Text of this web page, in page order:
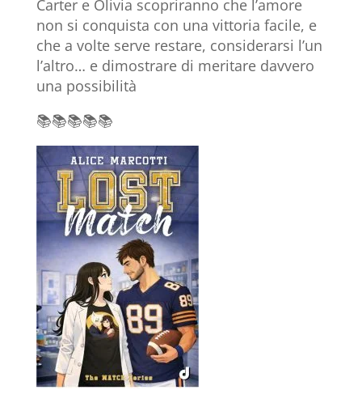
Carter e Olivia scopriranno che l’amore
non si conquista con una vittoria facile, e
che a volte serve restare, considerarsi l’un
l’altro… e dimostrare di meritare davvero
una possibilità
📚📚📚📚📚